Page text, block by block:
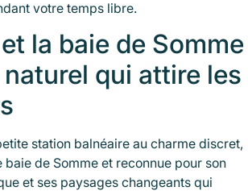
votre temps libre.
la baie de Somme
qui attire les
station balnéaire au charme discret,
de Somme et reconnue pour son
et ses paysages changeants qui